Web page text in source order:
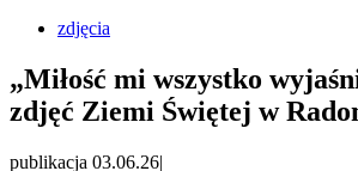
zdjęcia
„Miłość mi wszystko
zdjęć Ziemi Świętej w
publikacja 03.06.26|